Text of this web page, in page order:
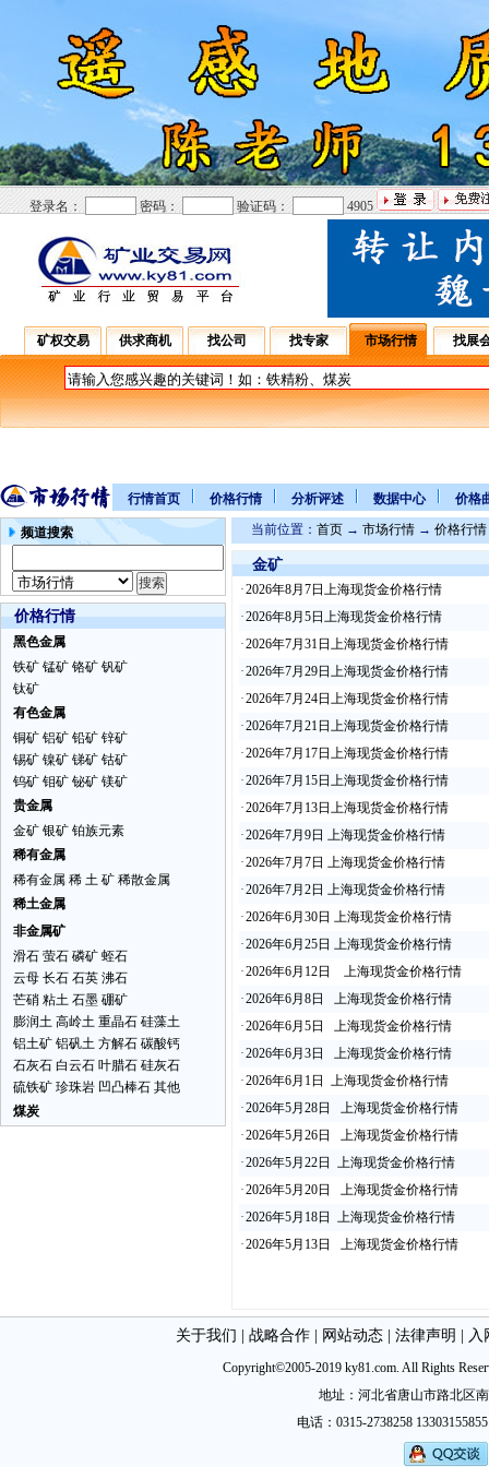
登录名： 密码： 验证码： 4905
矿权交易 供求商机 找公司 找专家 市场行情 找展
行情首页 价格行情 分析评述 数据中心 价格
频道搜索
价格行情
黑色金属
铁矿 锰矿 铬矿 钒矿
钛矿
有色金属
铜矿 铝矿 铅矿 锌矿
锡矿 镍矿 锑矿 钴矿
钨矿 钼矿 铋矿 镁矿
贵金属
金矿 银矿 铂族元素
稀有金属
稀有金属 稀 土 矿 稀散金属
稀土金属
非金属矿
滑石 萤石 磷矿 蛭石
云母 长石 石英 沸石
芒硝 粘土 石墨 硼矿
膨润土 高岭土 重晶石 硅藻土
铝土矿 铝矾土 方解石 碳酸钙
石灰石 白云石 叶腊石 硅灰石
硫铁矿 珍珠岩 凹凸棒石 其他
煤炭
当前位置： 首页 → 市场行情 → 价格行情
金矿
·2026年8月7日上海现货金价格行情
·2026年8月5日上海现货金价格行情
·2026年7月31日上海现货金价格行情
·2026年7月29日上海现货金价格行情
·2026年7月24日上海现货金价格行情
·2026年7月21日上海现货金价格行情
·2026年7月17日上海现货金价格行情
·2026年7月15日上海现货金价格行情
·2026年7月13日上海现货金价格行情
·2026年7月9日 上海现货金价格行情
·2026年7月7日 上海现货金价格行情
·2026年7月2日 上海现货金价格行情
·2026年6月30日 上海现货金价格行情
·2026年6月25日 上海现货金价格行情
·2026年6月12日 上海现货金价格行情
·2026年6月8日 上海现货金价格行情
·2026年6月5日 上海现货金价格行情
·2026年6月3日 上海现货金价格行情
·2026年6月1日 上海现货金价格行情
·2026年5月28日 上海现货金价格行情
·2026年5月26日 上海现货金价格行情
·2026年5月22日 上海现货金价格行情
·2026年5月20日 上海现货金价格行情
·2026年5月18日 上海现货金价格行情
·2026年5月13日 上海现货金价格行情
关于我们 战略合作| 网站动态| 法律声明 入
Copyright©2005-2019 ky81.com. All Rights
地址：河北省唐山市路北区
电话：0315-2738258